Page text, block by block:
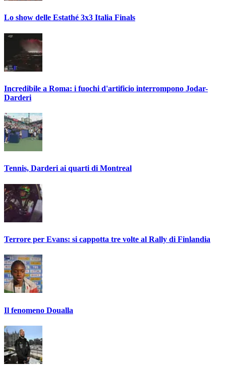
Lo show delle Estathé 3x3 Italia Finals
Incredibile a Roma: i fuochi d'artificio interrompono Jodar-
Darderi
Tennis, Darderi ai quarti di Montreal
Terrore per Evans: si cappotta tre volte al Rally di Finlandia
Il fenomeno Doualla